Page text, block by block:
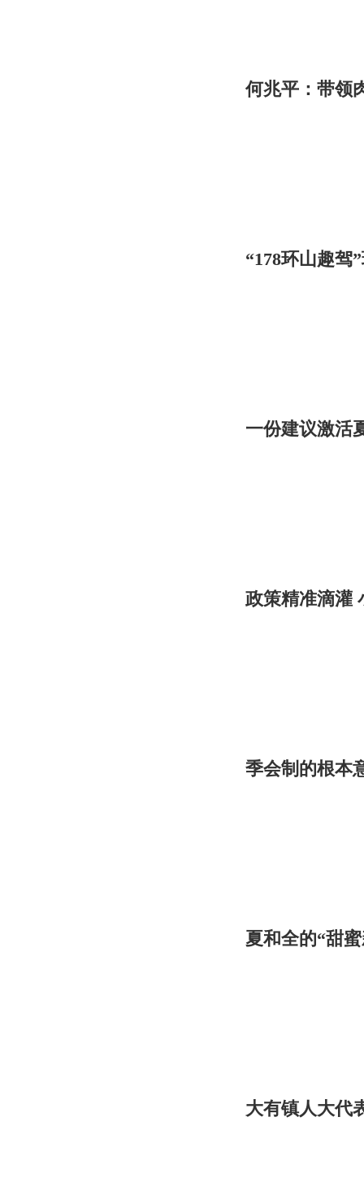
何兆平：带领
“178环山趣驾
一份建议激活
政策精准滴灌
季会制的根本
夏和全的“甜
大有镇人大代